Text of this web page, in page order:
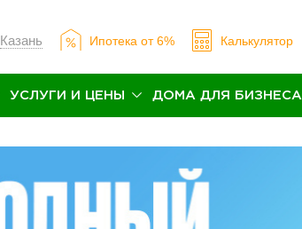
Казань Ипотека от 6% Калькулятор
УСЛУГИ И ЦЕНЫ ДОМА ДЛЯ БИЗНЕСА